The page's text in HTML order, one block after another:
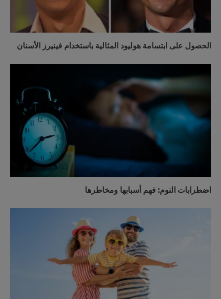
الحصول على ابتسامة هوليود المثالية باستخدام فينيرز الأسنان
اضطرابات النوم: فهم أسبابها ومخاطرها